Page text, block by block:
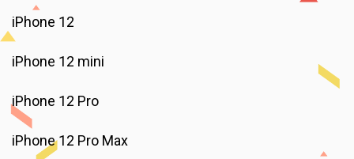
iPhone 12
iPhone 12 mini
iPhone 12 Pro
iPhone 12 Pro Max